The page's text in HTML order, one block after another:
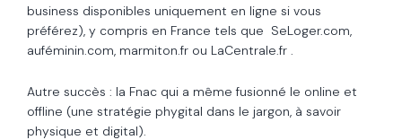
business disponibles uniquement en ligne si vous
préférez), y compris en France tels que SeLoger.com,
auféminin.com, marmiton.fr ou LaCentrale.fr .
Autre succès : la Fnac qui a même fusionné le online et
offline (une stratégie phygital dans le jargon, à savoir
physique et digital).